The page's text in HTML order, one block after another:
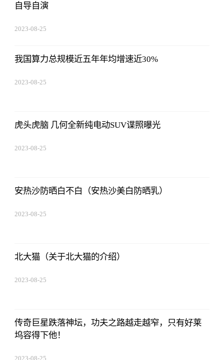
自导自演
2023-08-25
我国算力总规模近五年年均增速近30%
2023-08-25
虎头虎脑 几何全新纯电动SUV谍照曝光
2023-08-25
安热沙防晒白不白（安热沙美白防晒乳）
2023-08-25
北大猫（关于北大猫的介绍）
2023-08-25
传奇巨星跌落神坛，功夫之路越走越窄，只有好莱
坞容得下他！
2023-08-25